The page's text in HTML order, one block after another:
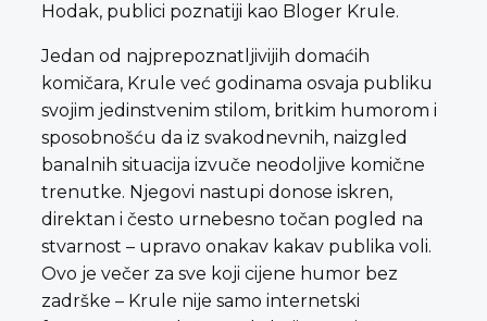
Hodak, publici poznatiji kao Bloger Krule.
Jedan od najprepoznatljivijih domaćih
komičara, Krule već godinama osvaja publiku
svojim jedinstvenim stilom, britkim humorom i
sposobnošću da iz svakodnevnih, naizgled
banalnih situacija izvuče neodoljive komične
trenutke. Njegovi nastupi donose iskren,
direktan i često urnebesno točan pogled na
stvarnost – upravo onakav kakav publika voli.
Ovo je večer za sve koji cijene humor bez
zadrške – Krule nije samo internetski